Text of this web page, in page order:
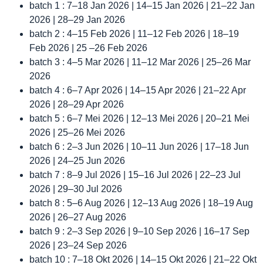
batch 1 : 7–18 Jan 2026 | 14–15 Jan 2026 | 21–22 Jan
2026 | 28–29 Jan 2026
batch 2 : 4–15 Feb 2026 | 11–12 Feb 2026 | 18–19
Feb 2026 | 25 –26 Feb 2026
batch 3 : 4–5 Mar 2026 | 11–12 Mar 2026 | 25–26 Mar
2026
batch 4 : 6–7 Apr 2026 | 14–15 Apr 2026 | 21–22 Apr
2026 | 28–29 Apr 2026
batch 5 : 6–7 Mei 2026 | 12–13 Mei 2026 | 20–21 Mei
2026 | 25–26 Mei 2026
batch 6 : 2–3 Jun 2026 | 10–11 Jun 2026 | 17–18 Jun
2026 | 24–25 Jun 2026
batch 7 : 8–9 Jul 2026 | 15–16 Jul 2026 | 22–23 Jul
2026 | 29–30 Jul 2026
batch 8 : 5–6 Aug 2026 | 12–13 Aug 2026 | 18–19 Aug
2026 | 26–27 Aug 2026
batch 9 : 2–3 Sep 2026 | 9–10 Sep 2026 | 16–17 Sep
2026 | 23–24 Sep 2026
batch 10 : 7–18 Okt 2026 | 14–15 Okt 2026 | 21–22 Okt